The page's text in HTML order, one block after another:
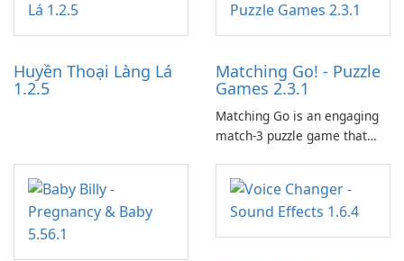
tools for content distribution
and audience engagement.
Huyền Thoại Làng Lá
1.2.5
Matching Go! - Puzzle
Games 2.3.1
Matching Go is an engaging
match-3 puzzle game that
and her charming corgi,
Ollie, on an adventurous
journey across diverse
landscapes.